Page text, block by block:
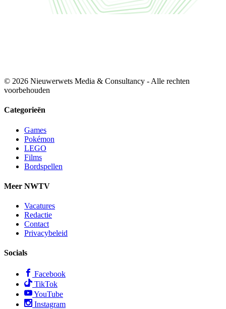
© 2026 Nieuwerwets Media & Consultancy - Alle rechten
voorbehouden
Categorieën
Games
Pokémon
LEGO
Films
Bordspellen
Meer NWTV
Vacatures
Redactie
Contact
Privacybeleid
Socials
Facebook
TikTok
YouTube
Instagram